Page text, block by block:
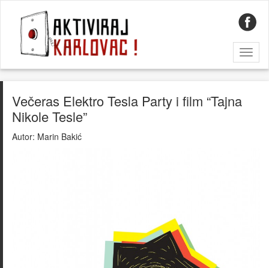
Večeras Elektro Tesla Party i film “Tajna
Nikole Tesle”
Autor: Marin Bakić